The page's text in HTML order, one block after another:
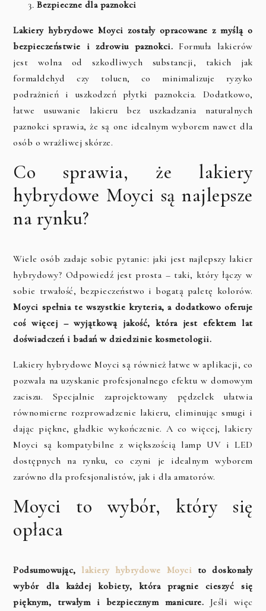
Bezpieczne dla paznokci
Lakiery hybrydowe Moyci zostały opracowane z myślą o
bezpieczeństwie i zdrowiu paznokci.Formuła lakierów
jest wolna od szkodliwych substancji, takich jak
formaldehyd czy toluen, co minimalizuje ryzyko
podrażnień i uszkodzeń płytki paznokcia. Dodatkowo,
łatwe usuwanie lakieru bez uszkadzania naturalnych
paznokci sprawia, że są one idealnym wyborem nawet dla
osób o wrażliwej skórze.
Co sprawia, że lakiery
hybrydowe Moyci są najlepsze
na rynku?
Wiele osób zadaje sobie pytanie: jaki jest najlepszy lakier
hybrydowy? Odpowiedź jest prosta – taki, który łączy w
sobie trwałość, bezpieczeństwo i bogatą paletę kolorów.
Moyci spełnia te wszystkie kryteria, a dodatkowo oferuje
coś więcej – wyjątkową jakość, która jest efektem lat
doświadczeń i badań w dziedzinie kosmetologii.
Lakiery hybrydowe Moyci są również łatwe w aplikacji, co
pozwala na uzyskanie profesjonalnego efektu w domowym
zaciszu. Specjalnie zaprojektowany pędzelek ułatwia
równomierne rozprowadzenie lakieru, eliminując smugi i
dając piękne, gładkie wykończenie. A co więcej, lakiery
Moyci są kompatybilne z większością lamp UV i LED
dostępnych na rynku, co czyni je idealnym wyborem
zarówno dla profesjonalistów, jak i dla amatorów.
Moyci to wybór, który się
opłaca
Podsumowując,lakiery hybrydowe Moyci to doskonały
wybór dla każdej kobiety, która pragnie cieszyć się
pięknym, trwałym i bezpiecznym manicure. Jeśli więc